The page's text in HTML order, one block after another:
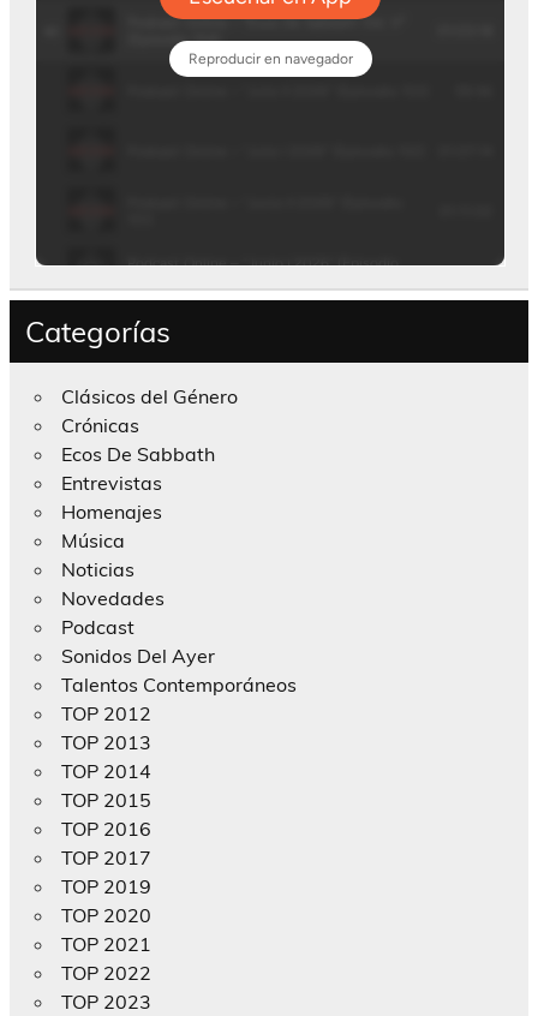
Categorías
Clásicos del Género
Crónicas
Ecos De Sabbath
Entrevistas
Homenajes
Música
Noticias
Novedades
Podcast
Sonidos Del Ayer
Talentos Contemporáneos
TOP 2012
TOP 2013
TOP 2014
TOP 2015
TOP 2016
TOP 2017
TOP 2019
TOP 2020
TOP 2021
TOP 2022
TOP 2023